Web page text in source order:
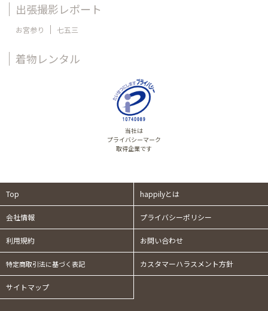
出張撮影レポート
お宮参り 七五三
着物レンタル
当社は
プライバシーマーク
取得企業です
Top happilyとは
会社情報 プライバシーポリシー
利用規約 お問い合わせ
特定商取引法に基づく表記 カスタマーハラスメント方針
サイトマップ